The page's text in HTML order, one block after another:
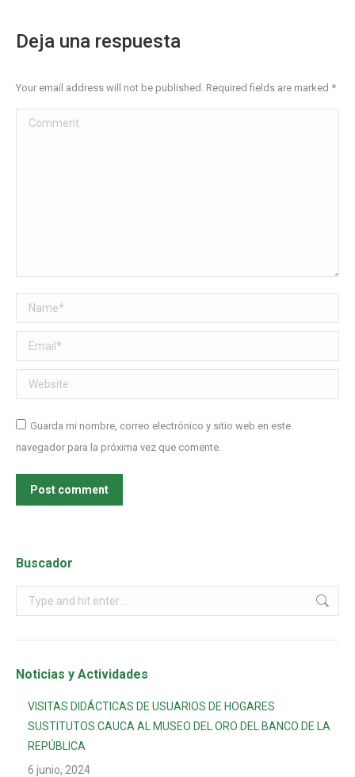
Deja una respuesta
Your email address will not be published. Required fields are marked *
Comment
Name *
Email *
Website
Guarda mi nombre, correo electrónico y sitio web en este
navegador para la próxima vez que comente.
Post comment
Buscador
Noticias y Actividades
VISITAS DIDÁCTICAS DE USUARIOS DE HOGARES
SUSTITUTOS CAUCA AL MUSEO DEL ORO DEL BANCO DE LA
REPÚBLICA
6 junio, 2024